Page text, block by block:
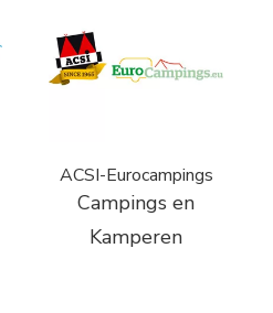
ACSI-Eurocampings
Campings en
Kamperen